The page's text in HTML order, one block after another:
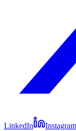
LinkedIn Instagram